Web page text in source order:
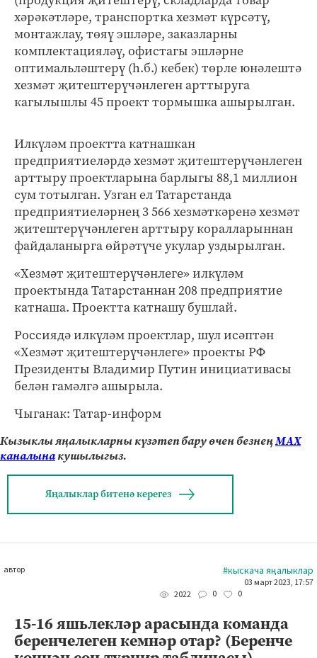
хәрәкәтләре, транспортка хезмәт күрсәтү,
монтажлау, төяү эшләре, заказларны
комплектацияләү, офистагы эшләрне
оптимальләштерү (һ.б.) кебек) төрле юнәлештә
хезмәт җитештерүчәнлеген арттыруга
кагылышлы 45 проект тормышка ашырылган.
Илкүләм проектта катнашкан
предприятиеләрдә хезмәт җитештерүчәнлеген
арттыру проектларына барлыгы 88,1 миллион
сум тотылган. Узган ел Татарстанда
предприятиеләрнең 3 566 хезмәткәренә хезмәт
җитештерүчәнлеген арттыру коралларыннан
файдаланырга өйрәтүче укулар уздырылган.
«Хезмәт җитештерүчәнлеге» илкүләм
проектында Татарстаннан 208 предприятие
катнаша. Проектта катнашу бушлай.
Россиядә илкүләм проектлар, шул исәптән
«Хезмәт җитештерүчәнлеге» проекты РФ
Президенты Владимир Путин инициативасы
белән гамәлгә ашырыла.
Чыганак: Татар-информ
Кызыклы яңалыкларны күзәтеп бару өчен безнеңМАХ
каналынакушылыгыз.
Яңалыклар битенә керегез
автор #кыскача яңалыклар
03 март 2023, 17:57
2022
0 0
15-16 яшьлекләр арасында команда
беренчелеген кемнәр отар? (Беренче